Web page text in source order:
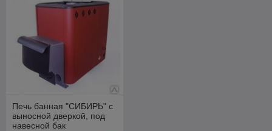
Печь банная "СИБИРЬ" с
выносной дверкой, под
навесной бак